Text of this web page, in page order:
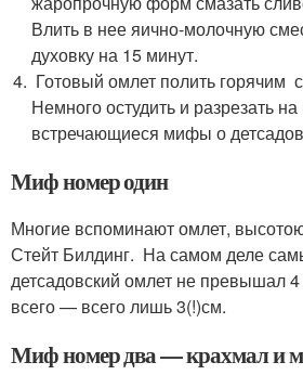
Влить в нее яично-молочную
духовку на 15 минут.
Готовый омлет полить горячим
Немного остудить и разрезать
встречающиеся мифы о
Миф номер один
Многие вспоминают омлет,
Стейт Билдинг. На самом деле
детсадовский омлет не превышал
всего — всего лишь 3(!)см.
Миф номер два — крахмал и